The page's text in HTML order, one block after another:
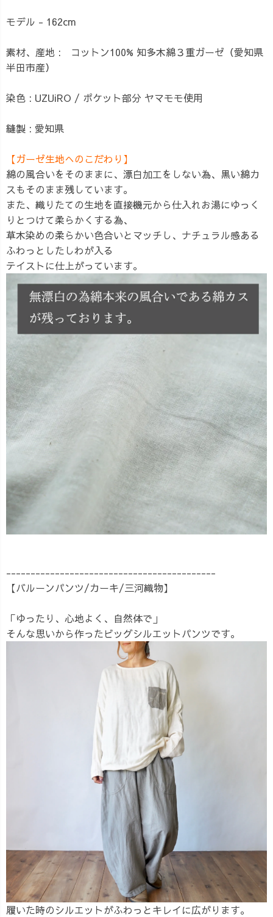
モデル - 162cm
素材、産地 : コットン100% 知多木綿３重ガーゼ（愛知県
半田市産）
染色 : UZUiRO / ポケット部分 ヤマモモ使用
縫製 : 愛知県
【ガーゼ生地へのこだわり】
綿の風合いをそのままに、漂白加工をしない為、黒い綿カ
スもそのまま残しています。
また、織りたての生地を直接機元から仕入れお湯にゆっく
りとつけて柔らかくする為、
草木染めの柔らかい色合いとマッチし、ナチュラル感ある
ふわっとしたしわが入る
テイストに仕上がっています。
-------------------------------------------
【バルーンパンツ/カーキ/三河織物】
「ゆったり、心地よく、自然体で」
そんな思いから作ったビッグシルエットパンツです。
履いた時のシルエットがふわっとキレイに広がります。